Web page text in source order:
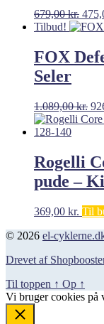
679,00kr. Den
var:
Tilbud!
FOX
Seler
1.089,00kr.
Rogelli
pude –
369,00 kr. Til
© 2026 el-
Drevet af
Til toppen ↑ Op ↑
Vi bruger cookies på